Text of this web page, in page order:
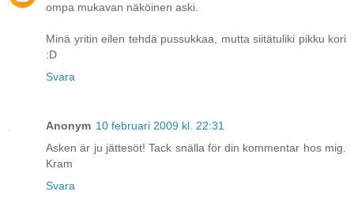
ompa mukavan näköinen aski.
Minä yritin eilen tehdä pussukkaa, mutta siitätuliki pikku kori
:D
Svara
Anonym 10 februari 2009 kl. 22:31
Asken är ju jättesöt! Tack snälla för din kommentar hos mig.
Kram
Svara